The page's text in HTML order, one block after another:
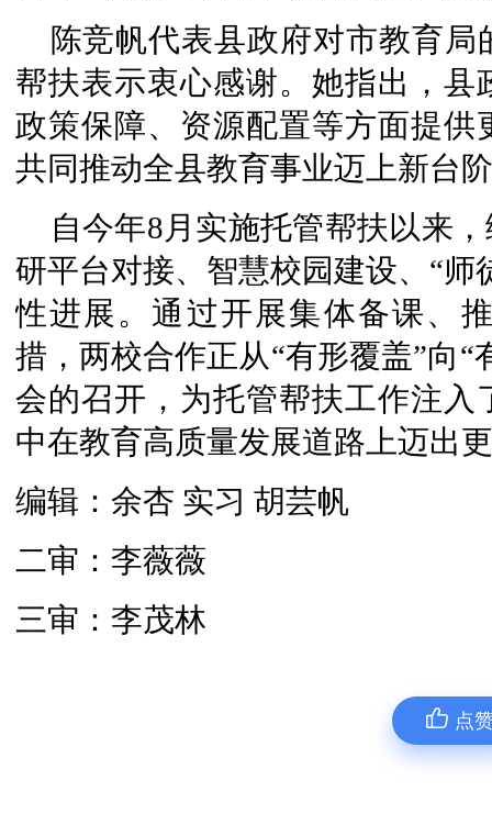
陈竞帆代表县政府对市教育
帮扶表示衷心感谢。她指出，
政策保障、资源配置等方面提
共同推动全县教育事业迈上新台
自今年8月实施托管帮扶以来
研平台对接、智慧校园建设、“
性进展。通过开展集体备课、
措，两校合作正从“有形覆盖”向
会的召开，为托管帮扶工作注
中在教育高质量发展道路上迈出
编辑：余杏 实习 胡芸帆
二审：李薇薇
三审：李茂林
点